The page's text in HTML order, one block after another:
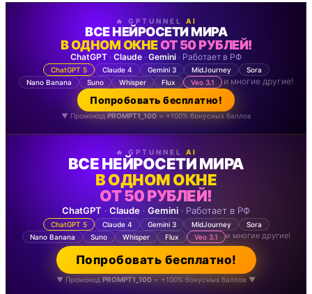
🔥 GPTUNNEL AI
ВСЕ НЕЙРОСЕТИ МИРА
В ОДНОМ ОКНЕОТ 50 РУБЛЕЙ!
ChatGPT · Claude · Gemini · Работает в РФ
ChatGPT 5 Claude 4 Gemini 3 MidJourney
Sora
Nano Banana
Suno Whisper Flux Veo 3.1 и многие другие!
Попробовать бесплатно!
▼ Промокод PROMPT1_100= +100% бонусных баллов
🔥 GPTUNNEL AI
ВСЕ НЕЙРОСЕТИ МИРА
В ОДНОМ ОКНЕ
ОТ 50 РУБЛЕЙ!
ChatGPT · Claude · Gemini · Работает в РФ
ChatGPT 5 Claude 4 Gemini 3 MidJourney
Sora
Nano Banana
Suno Whisper Flux Veo 3.1 и многие другие!
Попробовать бесплатно!
▼ Промокод PROMPT1_100 = +100% бонусных баллов ▼